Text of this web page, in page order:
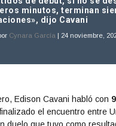
minutos, terminan
dijo Cavani
Cynara García | 24 noviembre,
Edison Cavani habló con
el encuentro entre
duelo que tuvo como